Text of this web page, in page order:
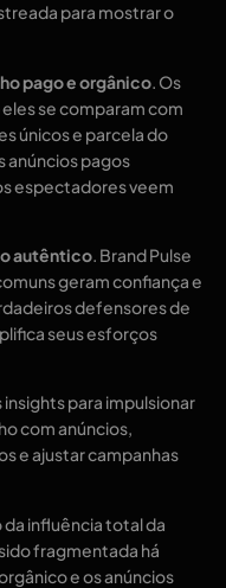
para mostrar o
pago e orgânico. Os
se comparam com
únicos e parcela do
anúncios pagos
espectadores veem
autêntico. Brand Pulse
geram confiança e
defensores de
seus esforços
insights para impulsionar
com anúncios,
e ajustar campanhas
da influência total da
fragmentada há
e os anúncios